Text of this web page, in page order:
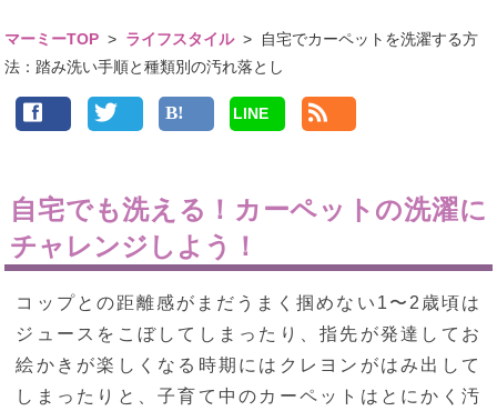
マーミーTOP > ライフスタイル> 自宅でカーペットを洗濯する方
法：踏み洗い手順と種類別の汚れ落とし
LINE
自宅でも洗える！カーペットの洗濯に
チャレンジしよう！
コップとの距離感がまだうまく掴めない1〜2歳頃は
ジュースをこぼしてしまったり、指先が発達してお
絵かきが楽しくなる時期にはクレヨンがはみ出して
しまったりと、子育て中のカーペットはとにかく汚